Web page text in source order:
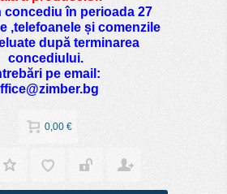
concediu în perioada 27
,telefoanele și comenzile
după terminarea
concediului.
pe email:
0,00 €